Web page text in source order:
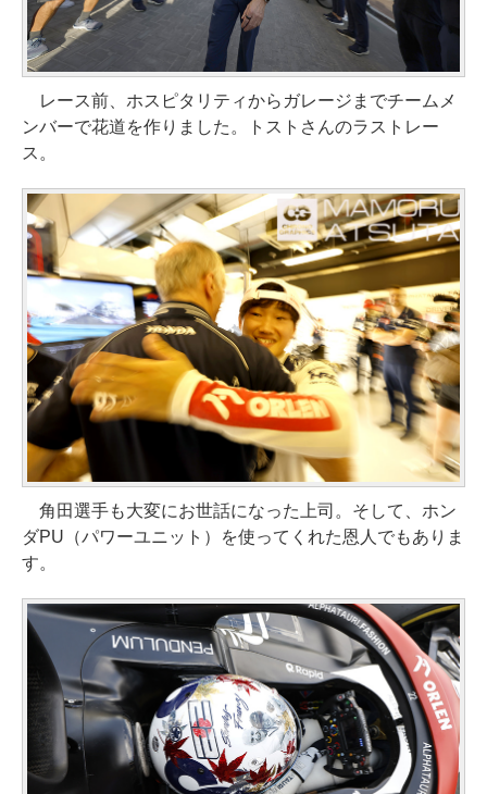
レース前、ホスピタリティからガレージまでチームメ
ンバーで花道を作りました。トストさんのラストレー
ス。
角田選手も大変にお世話になった上司。そして、ホン
ダPU（パワーユニット）を使ってくれた恩人でもありま
す。